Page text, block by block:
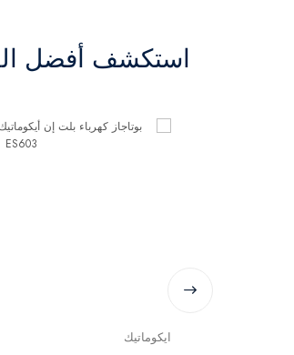
استكشف أفضل
ايكوماتيك